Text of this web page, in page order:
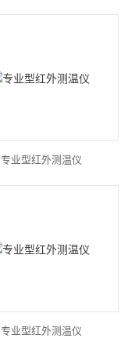
专业型红外测温仪
专业型红外测温仪